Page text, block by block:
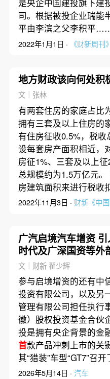
是央企中国建投旗下建
司。根据被投企业瑞能
平由李滨之父李积平
2022年1月1日 · 《财新周
地方财政该向何处积
文｜张林
有两套住房的家庭占比
拥有三套及以上住房的
有住房征收0.5%，税
设每套房产面积相近，
房征1%、三套及以上
总规模约为1.5万亿元
房建筑面积来进行税
2022年11月3日 · 财新《中
广汽启境汽车增资
时代及广深国资等外
文｜财新 翟少辉
参与启境增资的还有中
投资有限公司，以及另
管理有限公司担任执行
徽）股权投资基金合伙
投是拥有央企背景的金
首款产品冲刺上市的关
其“猎装”车型“GT7”召
2026年5月14日 · 汽车